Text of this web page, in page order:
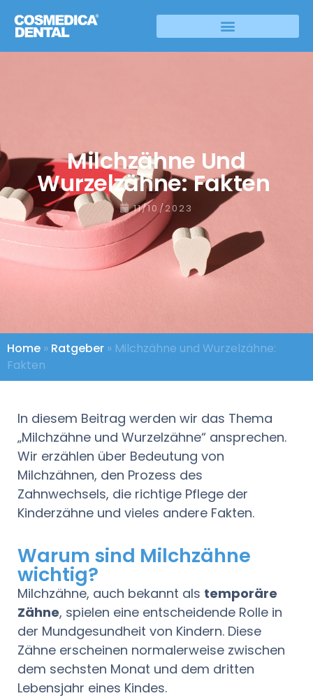
Milchzähne Und
Wurzelzähne: Fakten
11/10/2023
Home » Ratgeber » Milchzähne und Wurzelzähne:
Fakten
In diesem Beitrag werden wir das Thema
„Milchzähne und Wurzelzähne“ ansprechen.
Wir erzählen über Bedeutung von
Milchzähnen, den Prozess des
Zahnwechsels, die richtige Pflege der
Kinderzähne und vieles andere Fakten.
Warum sind Milchzähne
wichtig?
Milchzähne, auch bekannt als temporäre
Zähne, spielen eine entscheidende Rolle in
der Mundgesundheit von Kindern. Diese
Zähne erscheinen normalerweise zwischen
dem sechsten Monat und dem dritten
Lebensjahr eines Kindes.